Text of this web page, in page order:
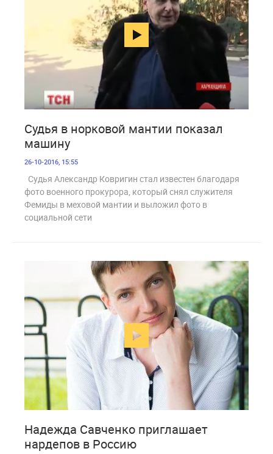
Судья в норковой мантии показал
машину
26-10-2016, 15:55
Судья Александр Ковригин стал известен благодаря
фото военного прокурора, который снял служителя
Фемиды в меховой мантии и выложил фото в
социальной сети
Надежда Савченко приглашает
нардепов в Россию